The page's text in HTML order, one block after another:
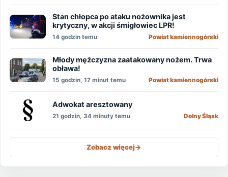
Stan chłopca po ataku nożownika jest
krytyczny, w akcji śmigłowiec LPR!
14 godzin temu Powiat kamiennogórski
Młody mężczyzna zaatakowany nożem. Trwa
obława!
15 godzin, 17 minut temu Powiat kamiennogórski
Adwokat aresztowany
21 godzin, 34 minuty temu Dolny Śląsk
Zobacz więcej->